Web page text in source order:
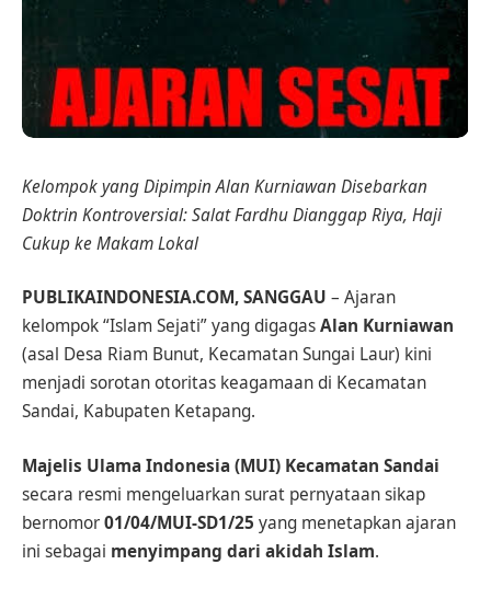
Kelompok yang Dipimpin Alan Kurniawan Disebarkan
Doktrin Kontroversial: Salat Fardhu Dianggap Riya, Haji
Cukup ke Makam Lokal
PUBLIKAINDONESIA.COM, SANGGAU – Ajaran
kelompok “Islam Sejati” yang digagasAlan Kurniawan
(asal Desa Riam Bunut, Kecamatan Sungai Laur) kini
menjadi sorotan otoritas keagamaan di Kecamatan
Sandai, Kabupaten Ketapang.
Majelis Ulama Indonesia (MUI) Kecamatan Sandai
secara resmi mengeluarkan surat pernyataan sikap
bernomor01/04/MUI-SD1/25 yang menetapkan ajaran
ini sebagai menyimpang dari akidah Islam.